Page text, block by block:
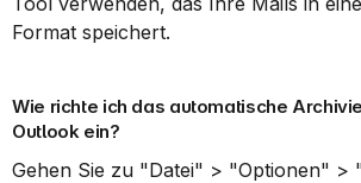
Format speichert.
Wie richte ich das automatische
Outlook ein?
Gehen Sie zu "Datei" > "Optionen" >